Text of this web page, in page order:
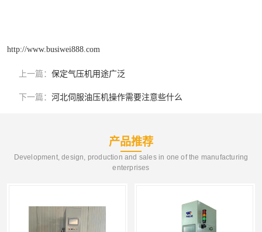
http://www.busiwei888.com
上一篇： 保定气压机用途广泛
下一篇： 河北伺服油压机操作需要注意些什么
产品推荐
Development, design, production and sales in one of the manufacturing
enterprises